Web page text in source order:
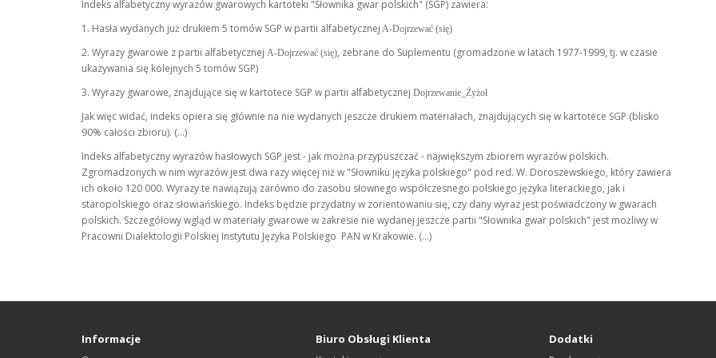
Indeks alfabetyczny wyrazów gwarowych kartoteki "Słownika gwar polskich" (SGP) zawiera:
1. Hasła wydanych już drukiem 5 tomów SGP w partii alfabetycznej A-Dojrzewać (się)
2. Wyrazy gwarowe z partii alfabetycznej A-Dojrzewać (się), zebrane do Suplementu (gromadzone w latach 1977-1999, tj. w czasie
ukazywania się kolejnych 5 tomów SGP)
3. Wyrazy gwarowe, znajdujące się w kartotece SGP w partii alfabetycznej Dojrzewanie_Żyżoł
Jak więc widać, indeks opiera się głównie na nie wydanych jeszcze drukiem materiałach, znajdujących się w kartotece SGP (blisko
90% całości zbioru). (...)
Indeks alfabetyczny wyrazów hasłowych SGP jest - jak można przypuszczać - największym zbiorem wyrazów polskich.
Zgromadzonych w nim wyrazów jest dwa razy więcej niż w "Słowniku języka polskiego" pod red. W. Doroszewskiego, który zawiera
ich około 120 000. Wyrazy te nawiązują zarówno do zasobu słownego współczesnego polskiego języka literackiego, jak i
staropolskiego oraz słowiańskiego. Indeks będzie przydatny w zorientowaniu się, czy dany wyraz jest poświadczony w gwarach
polskich. Szczegółowy wgląd w materiały gwarowe w zakresie nie wydanej jeszcze partii "Słownika gwar polskich" jest możliwy w
Pracowni Dialektologii Polskiej Instytutu Języka Polskiego PAN w Krakowie. (...)
Informacje Biuro Obsługi Klienta Dodatki